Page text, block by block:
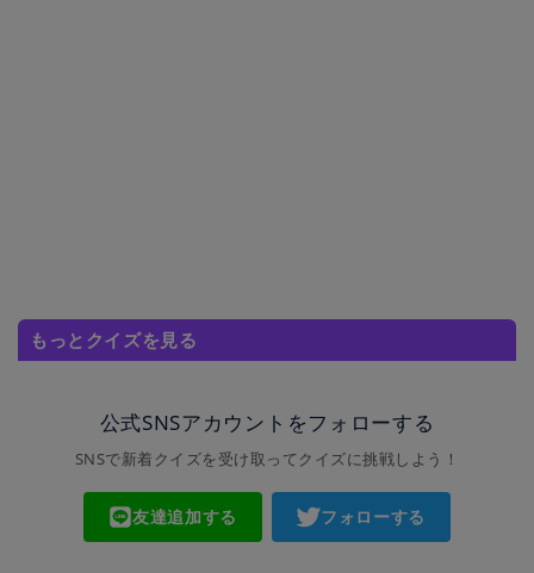
もっとクイズを見る
公式SNSアカウントをフォローする
SNSで新着クイズを受け取ってクイズに挑戦しよう！
友達追加する フォローする